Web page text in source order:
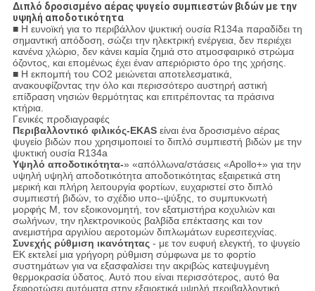
Διπλό δροσισμένο αέρας ψυγείο συμπιεστών βιδών με την
υψηλή αποδοτικότητα
■ Η ευνοϊκή για το περιβάλλον ψυκτική ουσία R134a παραδίδει τη
σημαντική απόδοση, σώζει την ηλεκτρική ενέργεια, δεν περιέχει
κανένα χλώριο, δεν κάνει καμία ζημιά στο ατμοσφαιρικό στρώμα
όζοντος, και επομένως έχει έναν απεριόριστο όρο της χρήσης.
■ Η εκπομπή του CO2 μειώνεται αποτελεσματικά,
ανακουφίζοντας την όλο και περισσότερο αυστηρή αστική
επίδραση νησιών θερμότητας και επιτρέποντας τα πράσινα
κτήρια.
Γενικές προδιαγραφές
Περιβαλλοντικό φιλικός-EKASείναι ένα δροσισμένο αέρας
ψυγείο βιδών που χρησιμοποιεί το διπλό συμπιεστή βιδών με την
ψυκτική ουσία R134a
Υψηλό αποδοτικότητα-» «απόλλωνα/στάσεις «Apollo+» για την
υψηλή υψηλή αποδοτικότητα αποδοτικότητας εξαιρετικά στη
μερική και πλήρη λειτουργία φορτίων, ευχαριστεί στο διπλό
συμπιεστή βιδών, το σχέδιο υπο--ψύξης, το συμπυκνωτή
μορφής Μ, τον εξοικονομητή, τον εξατμιστήρα κοχυλιών και
σωλήνων, την ηλεκτρονικούς βαλβίδα επέκτασης και τον
ανεμιστήρα αργιλίου αεροτομών διπλωμάτων ευρεσιτεχνίας.
Συνεχής ρύθμιση ικανότητας- με τον ευφυή ελεγκτή, το ψυγείο
EK εκτελεί μια γρήγορη ρύθμιση σύμφωνα με το φορτίο
συστημάτων για να εξασφαλίσει την ακριβώς κατεψυγμένη
θερμοκρασία ύδατος. Αυτό που είναι περισσότερος, αυτό θα
ξεφορτώσει αυτόματα στην εξαιρετικά υψηλή περιβαλλοντική